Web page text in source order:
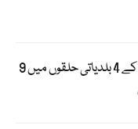
الیکشن کمیشن نے بلوچستان کے 4 بلدیاتی حلقوں میں 9